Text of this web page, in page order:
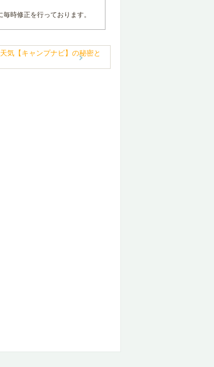
時修正を行っております。
気【キャンプナビ】の秘密と